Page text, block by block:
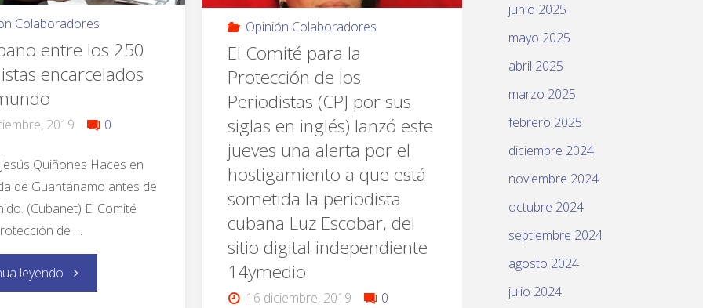
Colaboradores
entre los 250
encarcelados
2019 0
Quiñones Haces en
de Guantánamo antes de
(Cubanet) El Comité
de …
leyendo
Opinión Colaboradores
El Comité para la
Protección de los
Periodistas (CPJ por sus
siglas en inglés) lanzó este
jueves una alerta por el
hostigamiento a que está
sometida la periodista
cubana Luz Escobar, del
sitio digital independiente
14ymedio
16 diciembre, 2019 0
junio 2025
mayo 2025
abril 2025
marzo 2025
febrero 2025
diciembre 2024
noviembre 2024
octubre 2024
septiembre 2024
agosto 2024
julio 2024